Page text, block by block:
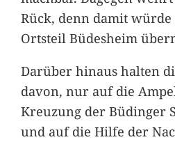
Rück, denn damit
Ortsteil Büdesheim
Darüber hinaus halten
davon, nur auf die
Kreuzung der Büdinger
und auf die Hilfe der